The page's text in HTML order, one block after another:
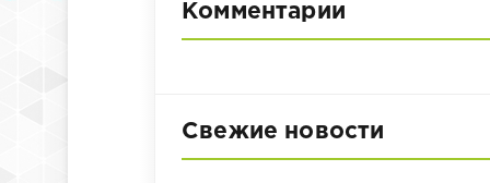
Комментарии
Свежие новости